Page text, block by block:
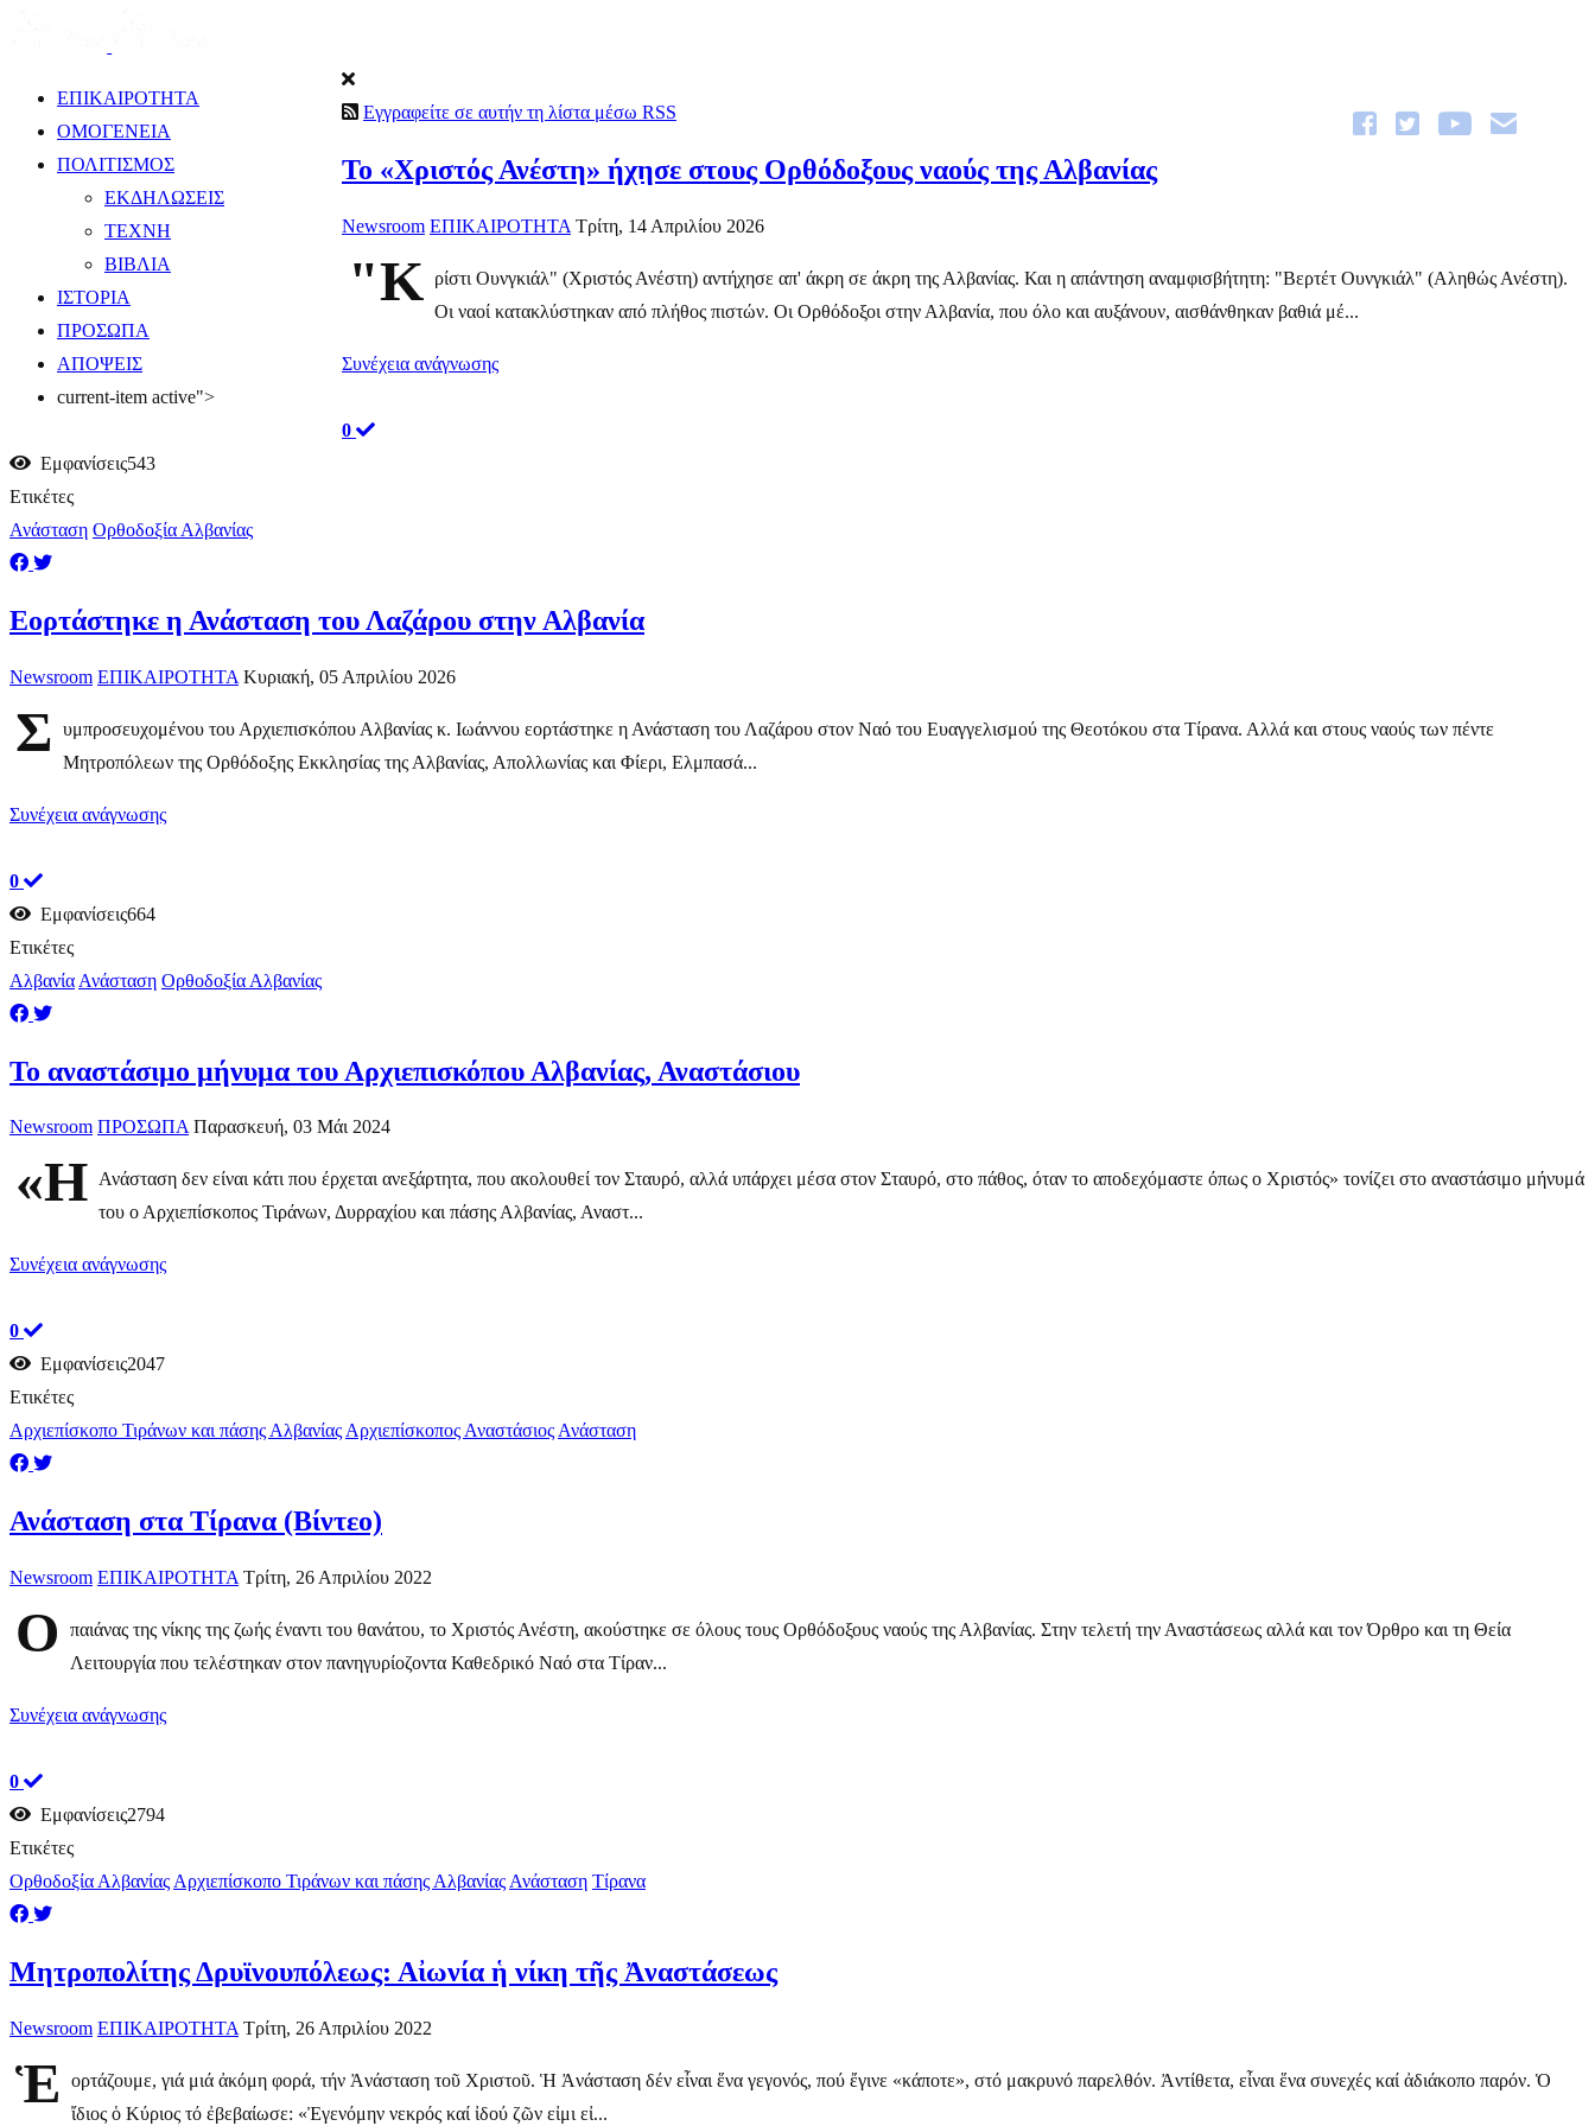
ΕΠΙΚΑΙΡΟΤΗΤΑ
ΟΜΟΓΕΝΕΙΑ
ΠΟΛΙΤΙΣΜΟΣ
ΕΚΔΗΛΩΣΕΙΣ
ΤΕΧΝΗ
ΒΙΒΛΙΑ
ΙΣΤΟΡΙΑ
ΠΡΟΣΩΠΑ
ΑΠΟΨΕΙΣ
current-item active">
Εγγραφείτε σε αυτήν τη λίστα μέσω RSS
Το «Χριστός Ανέστη» ήχησε στους Ορθόδοξους ναούς της Αλβανίας
Newsroom ΕΠΙΚΑΙΡΟΤΗΤΑ Τρίτη, 14 Απριλίου 2026
"Κ
ρίστι Ουνγκιάλ" (Χριστός Ανέστη) αντήχησε απ' άκρη σε άκρη της Αλβανίας. Και η απάντηση αναμφισβήτητη: "Βερτέτ Ουνγκιάλ" (Αληθώς Ανέστη).
Οι ναοί κατακλύστηκαν από πλήθος πιστών. Οι Ορθόδοξοι στην Αλβανία, που όλο και αυξάνουν, αισθάνθηκαν βαθιά μέ...
Συνέχεια ανάγνωσης
0
Εμφανίσεις543
Ετικέτες
Ανάσταση Ορθοδοξία Αλβανίας
Εορτάστηκε η Ανάσταση του Λαζάρου στην Αλβανία
Newsroom ΕΠΙΚΑΙΡΟΤΗΤΑ Κυριακή, 05 Απριλίου 2026
Σ
υμπροσευχομένου του Αρχιεπισκόπου Αλβανίας κ. Ιωάννου εορτάστηκε η Ανάσταση του Λαζάρου στον Ναό του Ευαγγελισμού της Θεοτόκου στα Τίρανα. Αλλά και στους ναούς των πέντε
Μητροπόλεων της Ορθόδοξης Εκκλησίας της Αλβανίας, Απολλωνίας και Φίερι, Ελμπασά...
Συνέχεια ανάγνωσης
0
Εμφανίσεις664
Ετικέτες
Αλβανία Ανάσταση Ορθοδοξία Αλβανίας
Το αναστάσιμο μήνυμα του Αρχιεπισκόπου Αλβανίας, Αναστάσιου
Newsroom ΠΡΟΣΩΠΑ Παρασκευή, 03 Μάι 2024
«Η Ανάσταση δεν είναι κάτι που έρχεται ανεξάρτητα, που ακολουθεί τον Σταυρό, αλλά υπάρχει μέσα στον Σταυρό, στο πάθος, όταν το αποδεχόμαστε όπως ο Χριστός» τονίζει στο αναστάσιμο μήνυμά
του ο Αρχιεπίσκοπος Τιράνων, Δυρραχίου και πάσης Αλβανίας, Αναστ...
Συνέχεια ανάγνωσης
0
Εμφανίσεις2047
Ετικέτες
Αρχιεπίσκοπο Τιράνων και πάσης ΑλβανίαςΑρχιεπίσκοπος ΑναστάσιοςΑνάσταση
Ανάσταση στα Τίρανα (Βίντεο)
Newsroom ΕΠΙΚΑΙΡΟΤΗΤΑ Τρίτη, 26 Απριλίου 2022
Ο
παιάνας της νίκης της ζωής έναντι του θανάτου, το Χριστός Ανέστη, ακούστηκε σε όλους τους Ορθόδοξους ναούς της Αλβανίας. Στην τελετή την Αναστάσεως αλλά και τον Όρθρο και τη Θεία
Λειτουργία που τελέστηκαν στον πανηγυρίοζοντα Καθεδρικό Ναό στα Τίραν...
Συνέχεια ανάγνωσης
0
Εμφανίσεις2794
Ετικέτες
Ορθοδοξία Αλβανίας Αρχιεπίσκοπο Τιράνων και πάσης Αλβανίας Ανάσταση Τίρανα
Μητροπολίτης Δρυϊνουπόλεως: Αἰωνία ἡ νίκη τῆς Ἀναστάσεως
Newsroom ΕΠΙΚΑΙΡΟΤΗΤΑ Τρίτη, 26 Απριλίου 2022
Ἑ
ορτάζουμε, γιά μιά ἀκόμη φορά, τήν Ἀνάσταση τοῦ Χριστοῦ. Ἡ Ἀνάσταση δέν εἶναι ἕνα γεγονός, πού ἔγινε «κάποτε», στό μακρυνό παρελθόν. Ἀντίθετα, εἶναι ἕνα συνεχές καί ἀδιάκοπο παρόν. Ὁ
ἴδιος ὁ Κύριος τό ἐβεβαίωσε: «Ἐγενόμην νεκρός καί ἰδού ζῶν εἰμι εἰ...